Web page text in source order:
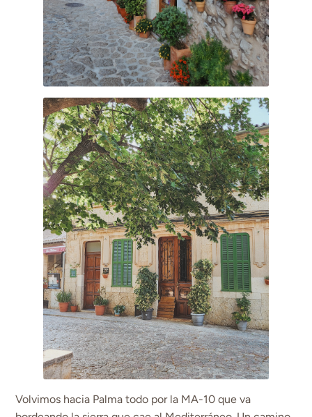
Volvimos hacia Palma todo por la MA-10 que va